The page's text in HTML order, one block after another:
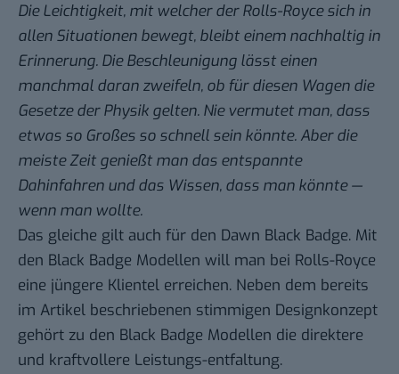
Die Leichtigkeit, mit welcher der Rolls-Royce sich in
allen Situationen bewegt, bleibt einem nachhaltig in
Erinnerung. Die Beschleunigung lässt einen
manchmal daran zweifeln, ob für diesen Wagen die
Gesetze der Physik gelten. Nie vermutet man, dass
etwas so Großes so schnell sein könnte. Aber die
meiste Zeit genießt man das entspannte
Dahinfahren und das Wissen, dass man könnte —
wenn man wollte.
Das gleiche gilt auch für den Dawn Black Badge. Mit
den Black Badge Modellen will man bei Rolls-Royce
eine jüngere Klientel erreichen. Neben dem bereits
im Artikel beschriebenen stimmigen Designkonzept
gehört zu den Black Badge Modellen die direktere
und kraftvollere Leistungs-entfaltung.